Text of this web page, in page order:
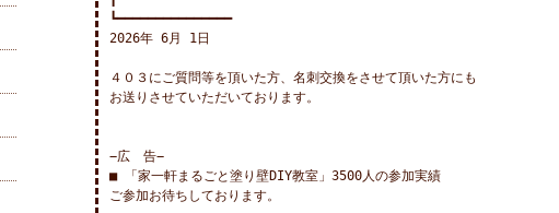
┗━━━━━━━━━━━━━━━
2026年 6月 1日
４０３にご質問等を頂いた方、名刺交換をさせて頂いた方にも
お送りさせていただいております。
−広　告−
■ 「家一軒まるごと塗り壁DIY教室」3500人の参加実績
ご参加お待ちしております。